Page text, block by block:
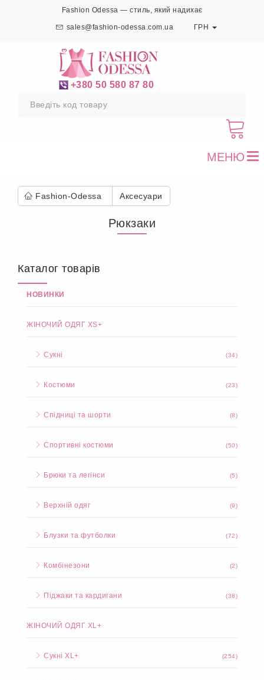
Fashion Odessa — стиль, який надихає
sales@fashion-odessa.com.ua ГРН
+380 50 580 87 80
МЕНЮ
Fashion-Odessa Аксесуари
Рюкзаки
Каталог товарів
НОВИНКИ
ЖІНОЧИЙ ОДЯГ XS+
Сукні (34)
Костюми (23)
Спідниці та шорти (8)
Спортивні костюми (50)
Брюки та легінси (5)
Верхній одяг (9)
Блузки та футболки (72)
Комбінезони (2)
Піджаки та кардигани (38)
ЖІНОЧИЙ ОДЯГ XL+
Сукні XL+ (254)